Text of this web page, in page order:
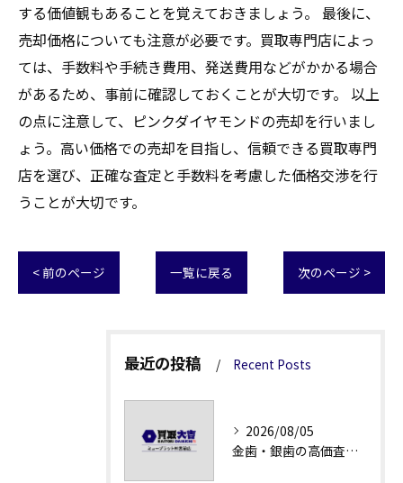
する価値観もあることを覚えておきましょう。 最後に、
売却価格についても注意が必要です。買取専門店によっ
ては、手数料や手続き費用、発送費用などがかかる場合
があるため、事前に確認しておくことが大切です。 以上
の点に注意して、ピンクダイヤモンドの売却を行いまし
ょう。高い価格での売却を目指し、信頼できる買取専門
店を選び、正確な査定と手数料を考慮した価格交渉を行
うことが大切です。
< 前のページ 一覧に戻る 次のページ >
最近の投稿 Recent Posts
2026/08/05
金歯・銀歯の高価査定法徹底解説